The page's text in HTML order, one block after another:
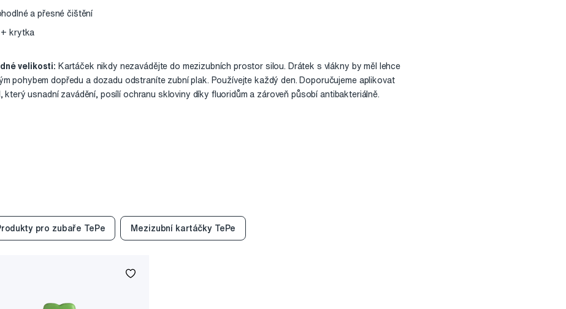
a přesné čištění
+ krytka
velikosti: Kartáček nikdy nezavádějte do mezizubních prostor silou. Drátek s vlákny by měl lehce
pohybem dopředu a dozadu odstraníte zubní plak. Používejte každý den. Doporučujeme aplikovat
který usnadní zavádění, posílí ochranu skloviny díky fluoridům a zároveň působí antibakteriálně.
pro zubaře TePe Mezizubní kartáčky TePe